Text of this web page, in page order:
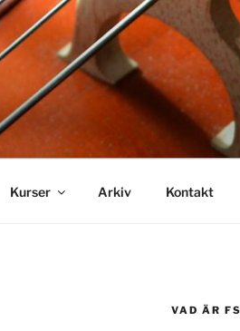
Kurser Arkiv Kontakt
VAD ÄR